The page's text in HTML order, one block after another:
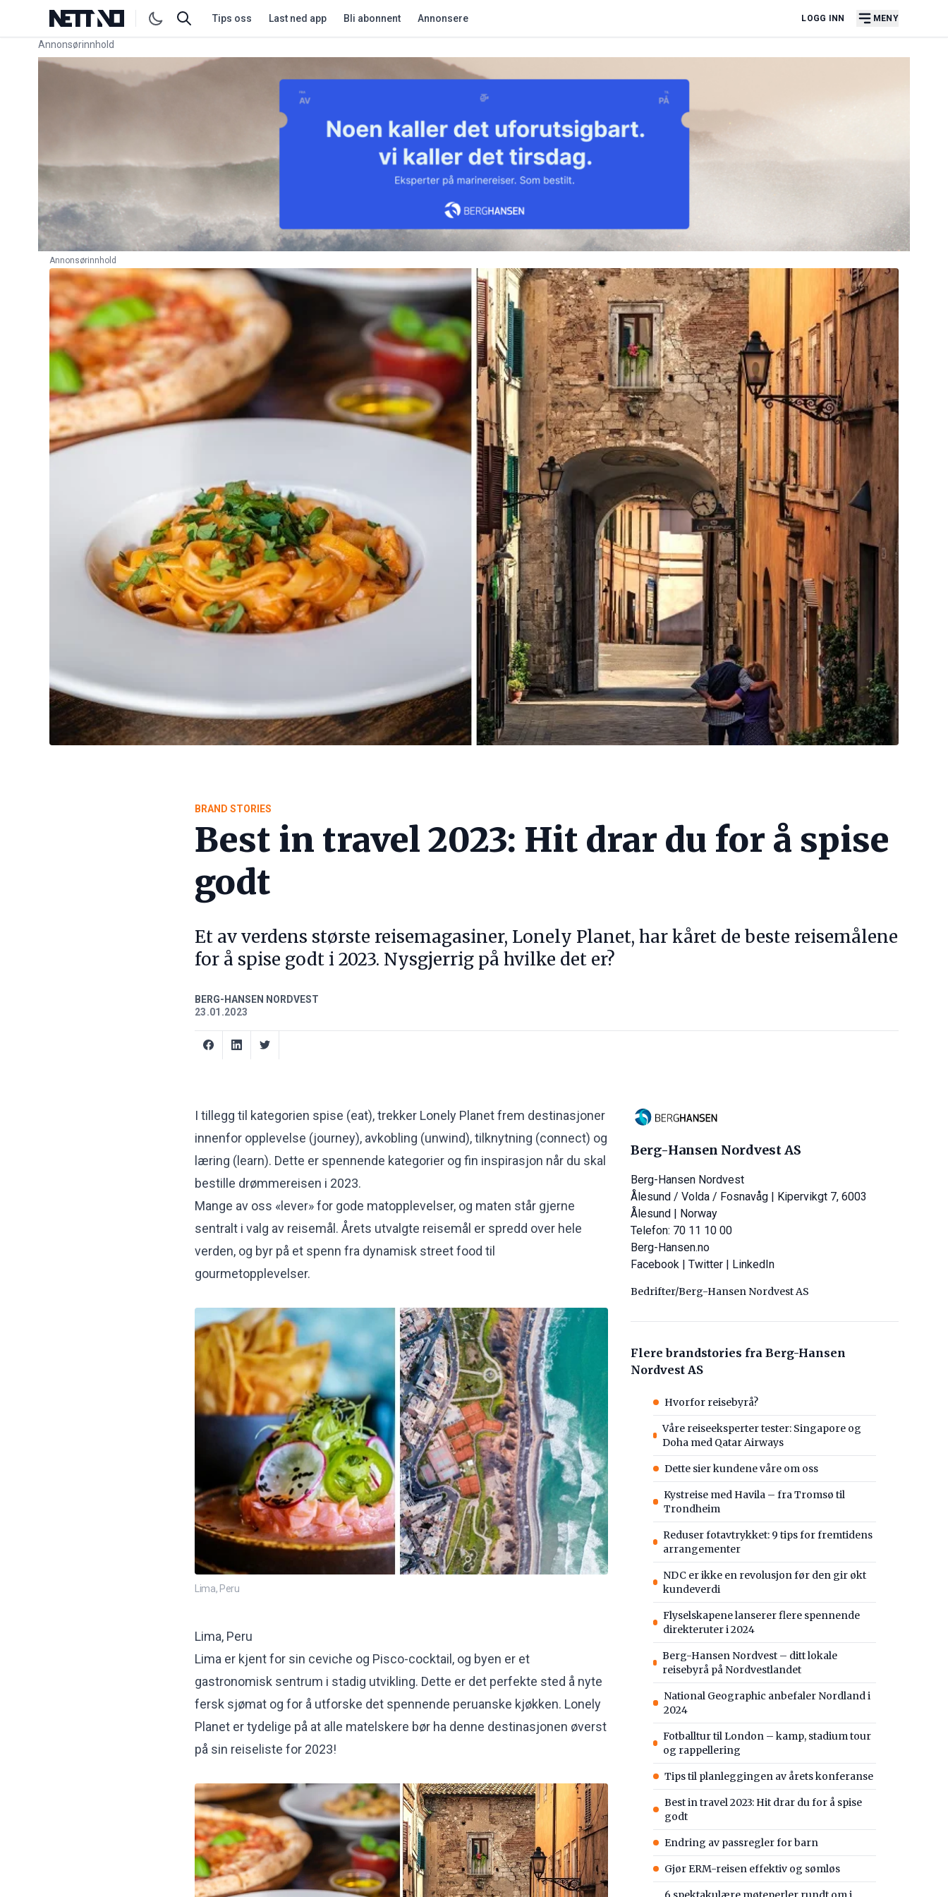
Tips oss Last ned app Bli abonnent Annonsere LOGG INN MENY
Annonsørinnhold
Link for annonse
Annonsørinnhold
BRAND STORIES
Best in travel 2023: Hit drar du for å spise
godt
Et av verdens største reisemagasiner, Lonely Planet, har kåret de beste reisemålene
for å spise godt i 2023. Nysgjerrig på hvilke det er?
BERG-HANSEN NORDVEST
23.01.2023
I tillegg til kategorien spise (eat), trekker Lonely Planet frem destinasjoner
innenfor opplevelse (journey), avkobling (unwind), tilknytning (connect) og
læring (learn). Dette er spennende kategorier og fin inspirasjon når du skal
bestille drømmereisen i 2023.
Mange av oss «lever» for gode matopplevelser, og maten står gjerne
sentralt i valg av reisemål. Årets utvalgte reisemål er spredd over hele
verden, og byr på et spenn fra dynamisk street food til
gourmetopplevelser.
Lima, Peru
Lima, Peru
Lima er kjent for sin ceviche og Pisco-cocktail, og byen er et
gastronomisk sentrum i stadig utvikling. Dette er det perfekte sted å nyte
fersk sjømat og for å utforske det spennende peruanske kjøkken. Lonely
Planet er tydelige på at alle matelskere bør ha denne destinasjonen øverst
på sin reiseliste for 2023!
Berg-Hansen Nordvest AS
Berg-Hansen Nordvest
Ålesund / Volda / Fosnavåg | Kipervikgt 7, 6003
Ålesund | Norway
Telefon: 70 11 10 00
Berg-Hansen.no
Facebook | Twitter | LinkedIn
Bedrifter/Berg-Hansen Nordvest AS
Flere brandstories fra Berg-Hansen
Nordvest AS
Hvorfor reisebyrå?
Våre reiseeksperter tester: Singapore og
Doha med Qatar Airways
Dette sier kundene våre om oss
Kystreise med Havila – fra Tromsø til
Trondheim
Reduser fotavtrykket: 9 tips for fremtidens
arrangementer
NDC er ikke en revolusjon før den gir økt
kundeverdi
Flyselskapene lanserer flere spennende
direkteruter i 2024
Berg-Hansen Nordvest – ditt lokale
reisebyrå på Nordvestlandet
National Geographic anbefaler Nordland i
2024
Fotballtur til London – kamp, stadium tour
og rappellering
Tips til planleggingen av årets konferanse
Best in travel 2023: Hit drar du for å spise
godt
Endring av passregler for barn
Gjør ERM-reisen effektiv og sømløs